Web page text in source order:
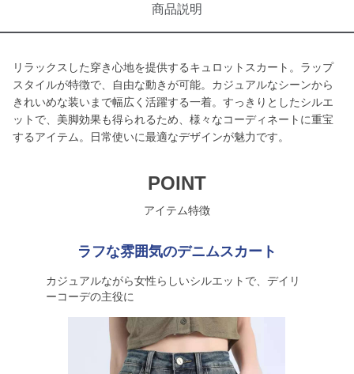
商品説明
リラックスした穿き心地を提供するキュロットスカート。ラップ
スタイルが特徴で、自由な動きが可能。カジュアルなシーンから
きれいめな装いまで幅広く活躍する一着。すっきりとしたシルエ
ットで、美脚効果も得られるため、様々なコーディネートに重宝
するアイテム。日常使いに最適なデザインが魅力です。
POINT
アイテム特徴
ラフな雰囲気のデニムスカート
カジュアルながら女性らしいシルエットで、デイリ
ーコーデの主役に